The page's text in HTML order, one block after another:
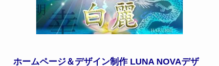
ホームページ＆デザイン制作 LUNA NOVAデザ